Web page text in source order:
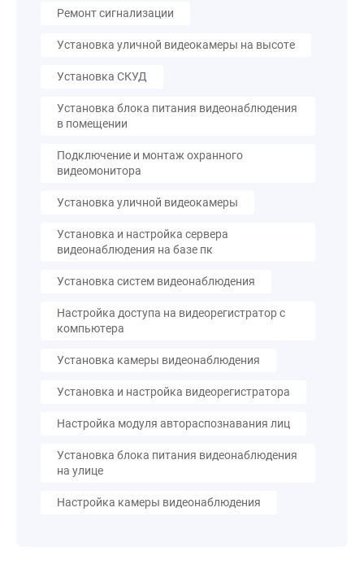
Ремонт сигнализации
Установка уличной видеокамеры на высоте
Установка СКУД
Установка блока питания видеонаблюдения
в помещении
Подключение и монтаж охранного
видеомонитора
Установка уличной видеокамеры
Установка и настройка сервера
видеонаблюдения на базе пк
Установка систем видеонаблюдения
Настройка доступа на видеорегистратор с
компьютера
Установка камеры видеонаблюдения
Установка и настройка видеорегистратора
Настройка модуля автораспознавания лиц
Установка блока питания видеонаблюдения
на улице
Настройка камеры видеонаблюдения